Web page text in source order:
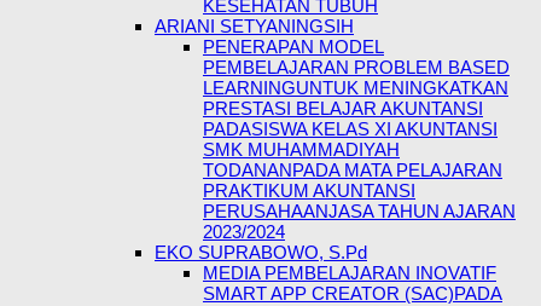
KESEHATAN TUBUH
ARIANI SETYANINGSIH
PENERAPAN MODEL
PEMBELAJARAN PROBLEM BASED
LEARNINGUNTUK MENINGKATKAN
PRESTASI BELAJAR AKUNTANSI
PADASISWA KELAS XI AKUNTANSI
SMK MUHAMMADIYAH
TODANANPADA MATA PELAJARAN
PRAKTIKUM AKUNTANSI
PERUSAHAANJASA TAHUN AJARAN
2023/2024
EKO SUPRABOWO, S.Pd
MEDIA PEMBELAJARAN INOVATIF
SMART APP CREATOR (SAC)PADA